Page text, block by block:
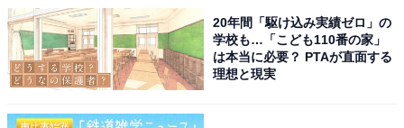
20年間「駆け込み実績ゼロ」の
学校も…「こども110番の家」
は本当に必要？ PTAが直面する
理想と現実